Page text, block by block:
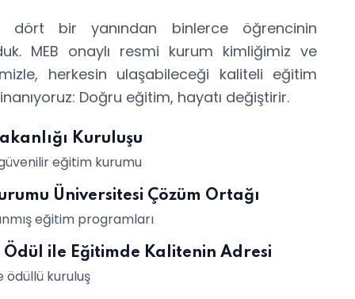
dört bir yanından binlerce öğrencinin
MEB onaylı resmi kurum kimliğimiz ve
herkesin ulaşabileceği kaliteli eğitim
Doğru eğitim, hayatı değiştirir.
Kuruluşu
eğitim kurumu
Üniversitesi Çözüm Ortağı
eğitim programları
Ödül ile Eğitimde Kalitenin Adresi
ödüllü kuruluş